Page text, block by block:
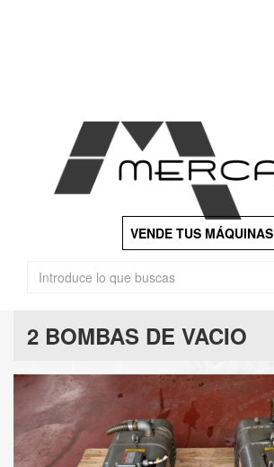
VENDE TUS MÁQUINAS
2 BOMBAS DE VACIO